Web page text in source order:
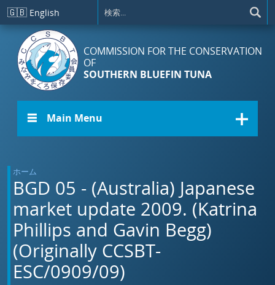
メインコンテンツに移動
🇬🇧 English
COMMISSION FOR THE CONSERVATION
OF
SOUTHERN BLUEFIN TUNA
☰ Main Menu
ホーム
BGD 05 - (Australia) Japanese
market update 2009. (Katrina
Phillips and Gavin Begg)
(Originally CCSBT-
ESC/0909/09)